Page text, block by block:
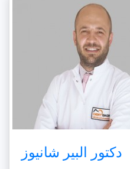
دكتور البير شانيوز